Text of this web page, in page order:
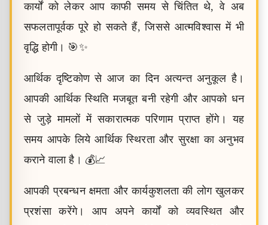
कार्यों को लेकर आप काफी समय से चिंतित थे, वे अब
सफलतापूर्वक पूरे हो सकते हैं, जिससे आत्मविश्वास में भी
वृद्धि होगी। 🎯✨
आर्थिक दृष्टिकोण से आज का दिन अत्यन्त अनुकूल है।
आपकी आर्थिक स्थिति मजबूत बनी रहेगी और आपको धन
से जुड़े मामलों में सकारात्मक परिणाम प्राप्त होंगे। यह
समय आपके लिये आर्थिक स्थिरता और सुरक्षा का अनुभव
कराने वाला है। 💰📈
आपकी प्रबन्धन क्षमता और कार्यकुशलता की लोग खुलकर
प्रशंसा करेंगे। आप अपने कार्यों को व्यवस्थित और